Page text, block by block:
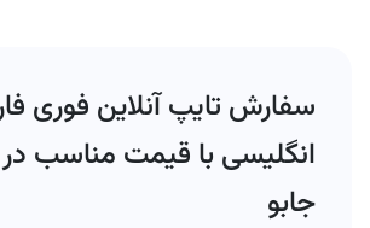
سفارش تایپ آنلاین فوری
انگلیسی با قیمت مناسب در
جابو